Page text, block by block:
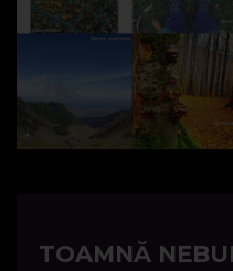
TOAMNĂ